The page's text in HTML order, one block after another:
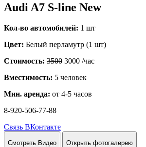
Audi A7 S-line New
Кол-во автомобилей: 1 шт
Цвет: Белый перламутр (1 шт)
Стоимость: 3500 3000 /час
Вместимость: 5 человек
Мин. аренда: от 4-5 часов
8-920-506-77-88
Связь ВКонтакте
Смотреть Видео Открыть фотогалерею